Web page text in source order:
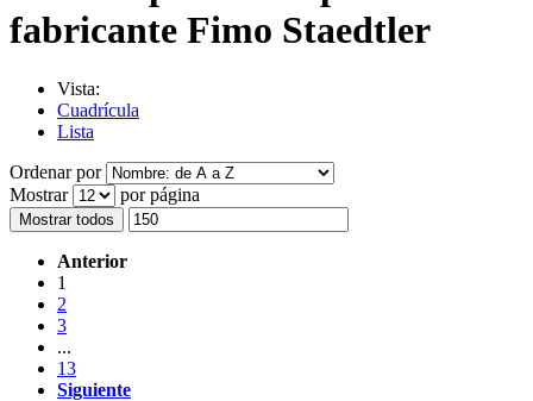
fabricante Fimo Staedtler
Vista:
Cuadrícula
Lista
Ordenar por
Mostrar
por página
Mostrar todos
Anterior
1
2
3
...
13
Siguiente